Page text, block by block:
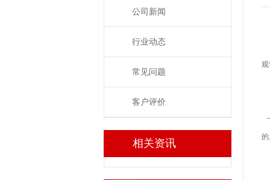
公司新闻
行业动态
常见问题
客户评价
相关资讯
观
的